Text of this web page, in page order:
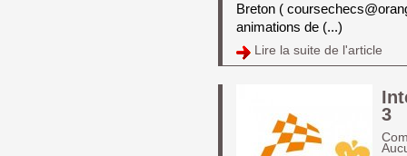
Breton (
animations de (...)
Lire la suite de l'article
3